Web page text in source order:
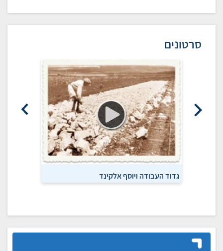
סרטונים
גדוד העבודה ויוסף אלקינד